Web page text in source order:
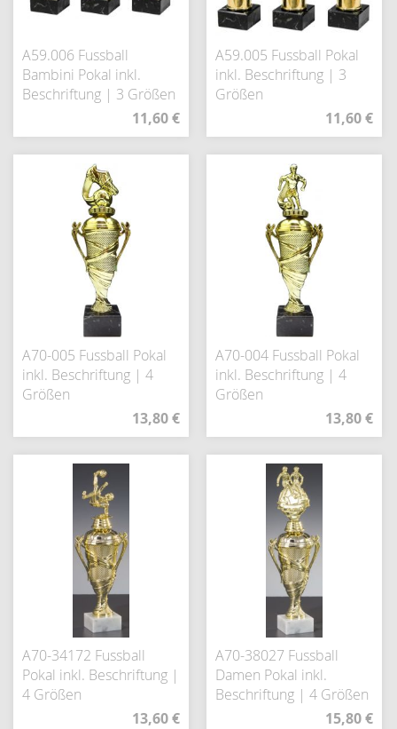
A59.006 Fussball
Bambini Pokal inkl.
Beschriftung | 3 Größen
11,60 €
A59.005 Fussball Pokal
inkl. Beschriftung | 3
Größen
11,60 €
A70-005 Fussball Pokal
inkl. Beschriftung | 4
Größen
13,80 €
A70-004 Fussball Pokal
inkl. Beschriftung | 4
Größen
13,80 €
A70-34172 Fussball
Pokal inkl. Beschriftung |
4 Größen
13,60 €
A70-38027 Fussball
Damen Pokal inkl.
Beschriftung | 4 Größen
15,80 €